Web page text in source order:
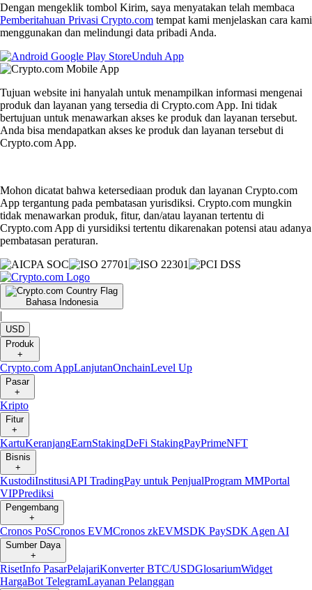
Dengan mengeklik tombol Kirim, saya menyatakan telah membaca
Pemberitahuan Privasi Crypto.com tempat kami menjelaskan cara kami
menggunakan dan melindungi data pribadi Anda.
Unduh App
Tujuan website ini hanyalah untuk menampilkan informasi mengenai
produk dan layanan yang tersedia di Crypto.com App. Ini tidak
bertujuan untuk menawarkan akses ke produk dan layanan tersebut.
Anda bisa mendapatkan akses ke produk dan layanan tersebut di
Crypto.com App.
Mohon dicatat bahwa ketersediaan produk dan layanan Crypto.com
App tergantung pada pembatasan yurisdiksi. Crypto.com mungkin
tidak menawarkan produk, fitur, dan/atau layanan tertentu di
Crypto.com App di yursidiksi tertentu dikarenakan potensi atau adanya
pembatasan peraturan.
Bahasa Indonesia
|
USD
Produk
+
Crypto.com AppLanjutanOnchainLevel Up
Pasar
+
Kripto
Fitur
+
KartuKeranjangEarnStakingDeFi StakingPayPrimeNFT
Bisnis
+
KustodiInstitusiAPI TradingPay untuk PenjualProgram MMPortal
VIPPrediksi
Pengembang
+
Cronos PoSCronos EVMCronos zkEVMSDK PaySDK Agen AI
Sumber Daya
+
RisetInfo PasarPelajariKonverter BTC/USDGlosariumWidget
HargaBot TelegramLayanan Pelanggan